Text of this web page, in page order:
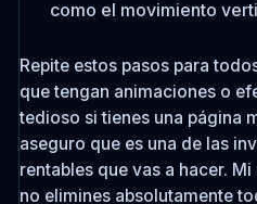
como el movimiento
Repite estos pasos para
que tengan animaciones o
tedioso si tienes una página
aseguro que es una de las
rentables que vas a hacer.
no elimines absolutamente